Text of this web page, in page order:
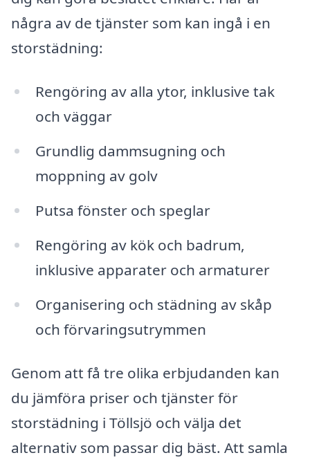
några av de tjänster som kan ingå i en
storstädning:
Rengöring av alla ytor, inklusive tak
och väggar
Grundlig dammsugning och
moppning av golv
Putsa fönster och speglar
Rengöring av kök och badrum,
inklusive apparater och armaturer
Organisering och städning av skåp
och förvaringsutrymmen
Genom att få tre olika erbjudanden kan
du jämföra priser och tjänster för
storstädning i Töllsjö och välja det
alternativ som passar dig bäst. Att samla